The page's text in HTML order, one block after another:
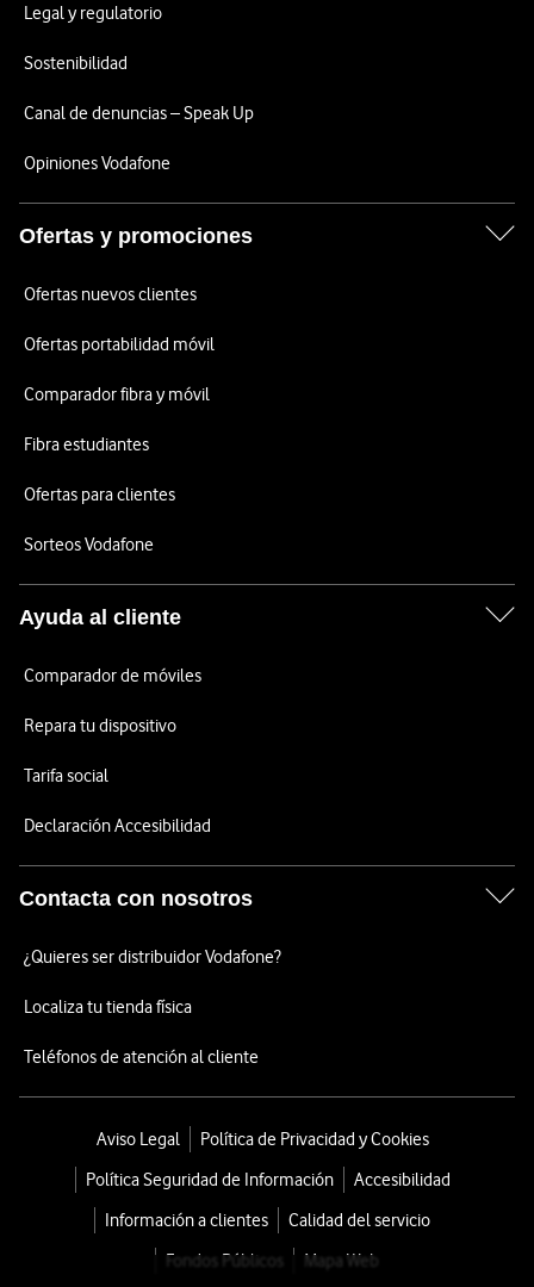
Legal y regulatorio
Sostenibilidad
Canal de denuncias – Speak Up
Opiniones Vodafone
Ofertas y promociones
Ofertas nuevos clientes
Ofertas portabilidad móvil
Comparador fibra y móvil
Fibra estudiantes
Ofertas para clientes
Sorteos Vodafone
Ayuda al cliente
Comparador de móviles
Repara tu dispositivo
Tarifa social
Declaración Accesibilidad
Contacta con nosotros
¿Quieres ser distribuidor Vodafone?
Localiza tu tienda física
Teléfonos de atención al cliente
Aviso Legal
Política de Privacidad y Cookies
Política Seguridad de Información
Accesibilidad
Información a clientes
Calidad del servicio
Fondos Públicos
Mapa Web